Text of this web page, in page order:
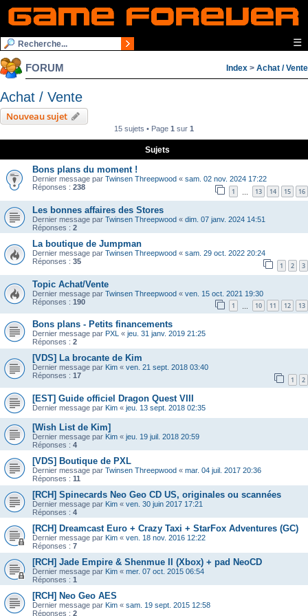
☰
FORUM Index > Achat / Vente
Achat / Vente
Nouveau sujet
15 sujets • Page 1 sur 1
Sujets
Bons plans du moment !
Dernier message par Twinsen Threepwood « sam. 02 nov. 2024 17:22
Réponses : 238 1 13 14 15 16
Les bonnes affaires des Stores
Dernier message par Twinsen Threepwood « dim. 07 janv. 2024 14:51
Réponses : 2
La boutique de Jumpman
Dernier message par Twinsen Threepwood « sam. 29 oct. 2022 20:24
Réponses : 35 1 2 3
Topic Achat/Vente
Dernier message par Twinsen Threepwood « ven. 15 oct. 2021 19:30
Réponses : 190 1 10 11 12 13
Bons plans - Petits financements
Dernier message par PXL « jeu. 31 janv. 2019 21:25
Réponses : 2
[VDS] La brocante de Kim
Dernier message par Kim « ven. 21 sept. 2018 03:40
Réponses : 17 1 2
[EST] Guide officiel Dragon Quest VIII
Dernier message par Kim « jeu. 13 sept. 2018 02:35
[Wish List de Kim]
Dernier message par Kim « jeu. 19 juil. 2018 20:59
Réponses : 4
[VDS] Boutique de PXL
Dernier message par Twinsen Threepwood « mar. 04 juil. 2017 20:36
Réponses : 11
[RCH] Spinecards Neo Geo CD US, originales ou scannées
Dernier message par Kim « ven. 30 juin 2017 17:21
Réponses : 4
[RCH] Dreamcast Euro + Crazy Taxi + StarFox Adventures (GC)
Dernier message par Kim « ven. 18 nov. 2016 12:22
Réponses : 7
[RCH] Jade Empire & Shenmue II (Xbox) + pad NeoCD
Dernier message par Kim « mer. 07 oct. 2015 06:54
Réponses : 1
[RCH] Neo Geo AES
Dernier message par Kim « sam. 19 sept. 2015 12:58
Réponses : 2